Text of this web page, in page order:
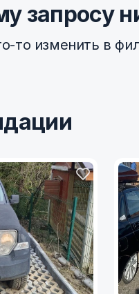
запросу
то изменить в